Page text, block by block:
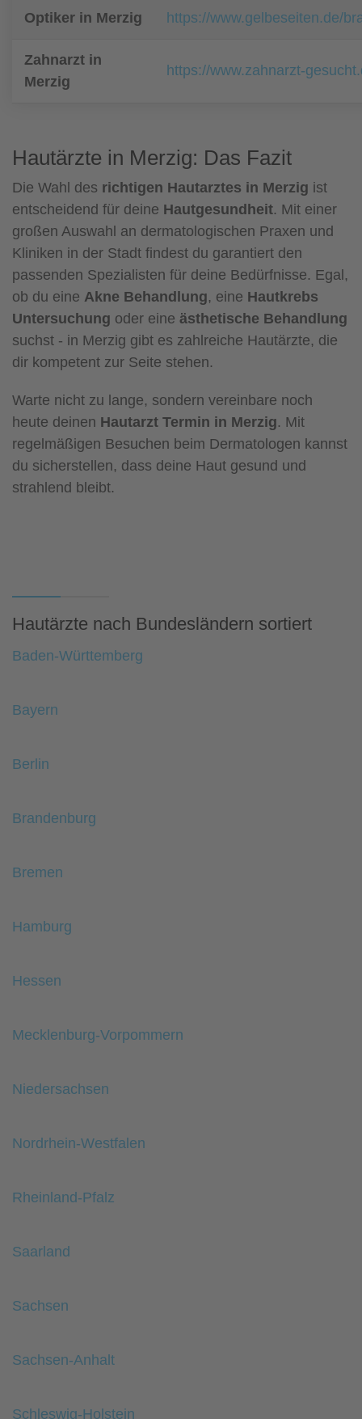
Optiker in Merzig https://www.gelbeseiten.de/
Zahnarzt in
Merzig
https://www.zahnarzt-
Hautärzte in Merzig: Das Fazit
Die Wahl des richtigen Hautarztes in Merzig ist
entscheidend für deine Hautgesundheit. Mit einer
großen Auswahl an dermatologischen Praxen und
Kliniken in der Stadt findest du garantiert den
passenden Spezialisten für deine Bedürfnisse. Egal,
ob du eine Akne Behandlung, eine Hautkrebs
Untersuchung oder eine ästhetische Behandlung
suchst - in Merzig gibt es zahlreiche Hautärzte, die
dir kompetent zur Seite stehen.
Warte nicht zu lange, sondern vereinbare noch
heute deinen Hautarzt Termin in Merzig. Mit
regelmäßigen Besuchen beim Dermatologen kannst
du sicherstellen, dass deine Haut gesund und
strahlend bleibt.
Hautärzte nach Bundesländern sortiert
Baden-Württemberg
Bayern
Berlin
Brandenburg
Bremen
Hamburg
Hessen
Mecklenburg-Vorpommern
Niedersachsen
Nordrhein-Westfalen
Rheinland-Pfalz
Saarland
Sachsen
Sachsen-Anhalt
Schleswig-Holstein